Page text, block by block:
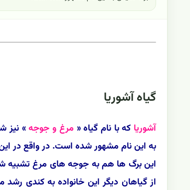
گیاه آشوریا
آشوریا که با نام گیاه « مرغ و جوجه » نیز
به این نام مشهور شده است. در واقع در
این برگ ها هم به جوجه های مرغ تشبیه